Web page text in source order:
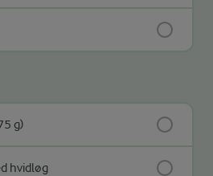
g)
hvidløg